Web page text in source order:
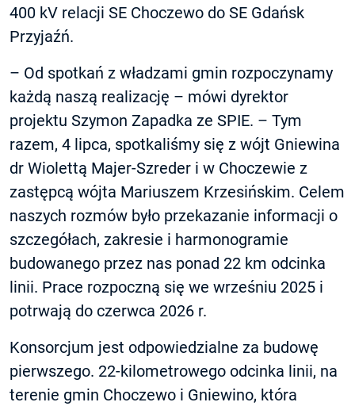
400 kV relacji SE Choczewo do SE Gdańsk
Przyjaźń.
– Od spotkań z władzami gmin rozpoczynamy
każdą naszą realizację – mówi dyrektor
projektu Szymon Zapadka ze SPIE. – Tym
razem, 4 lipca, spotkaliśmy się z wójt Gniewina
dr Wiolettą Majer-Szreder i w Choczewie z
zastępcą wójta Mariuszem Krzesińskim. Celem
naszych rozmów było przekazanie informacji o
szczegółach, zakresie i harmonogramie
budowanego przez nas ponad 22 km odcinka
linii. Prace rozpoczną się we wrześniu 2025 i
potrwają do czerwca 2026 r.
Konsorcjum jest odpowiedzialne za budowę
pierwszego. 22-kilometrowego odcinka linii, na
terenie gmin Choczewo i Gniewino, która